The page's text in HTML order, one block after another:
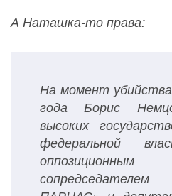
А Наташка-то права:
На момент
года Борис
высоких
федеральной